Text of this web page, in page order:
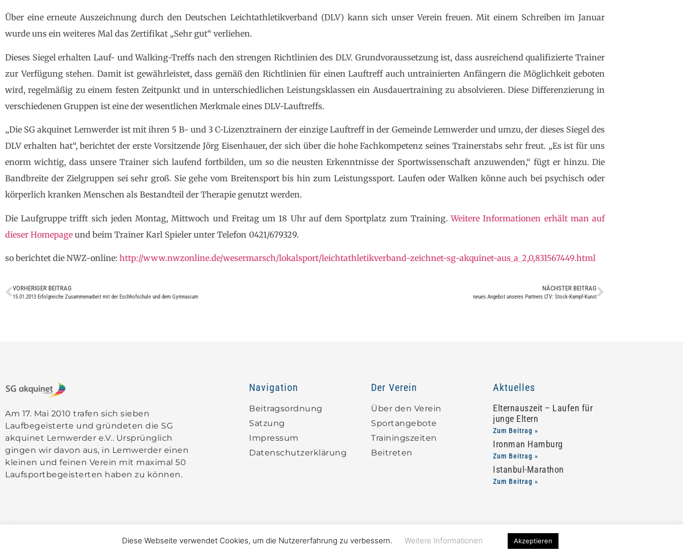
Über eine erneute Auszeichnung durch den Deutschen Leichtathletikverband (DLV) kann sich unser Verein freuen. Mit einem Schreiben im Januar
wurde uns ein weiteres Mal das Zertifikat „Sehr gut“ verliehen.
Dieses Siegel erhalten Lauf- und Walking-Treffs nach den strengen Richtlinien des DLV. Grundvoraussetzung ist, dass ausreichend qualifizierte Trainer
zur Verfügung stehen. Damit ist gewährleistet, dass gemäß den Richtlinien für einen Lauftreff auch untrainierten Anfängern die Möglichkeit geboten
wird, regelmäßig zu einem festen Zeitpunkt und in unterschiedlichen Leistungsklassen ein Ausdauertraining zu absolvieren. Diese Differenzierung in
verschiedenen Gruppen ist eine der wesentlichen Merkmale eines DLV-Lauftreffs.
„Die SG akquinet Lemwerder ist mit ihren 5 B- und 3 C-Lizenztrainern der einzige Lauftreff in der Gemeinde Lemwerder und umzu, der dieses Siegel des
DLV erhalten hat“, berichtet der erste Vorsitzende Jörg Eisenhauer, der sich über die hohe Fachkompetenz seines Trainerstabs sehr freut. „Es ist für uns
enorm wichtig, dass unsere Trainer sich laufend fortbilden, um so die neusten Erkenntnisse der Sportwissenschaft anzuwenden,“ fügt er hinzu. Die
Bandbreite der Zielgruppen sei sehr groß. Sie gehe vom Breitensport bis hin zum Leistungssport. Laufen oder Walken könne auch bei psychisch oder
körperlich kranken Menschen als Bestandteil der Therapie genutzt werden.
Die Laufgruppe trifft sich jeden Montag, Mittwoch und Freitag um 18 Uhr auf dem Sportplatz zum Training.Weitere Informationen erhält man auf
dieser Homepage und beim Trainer Karl Spieler unter Telefon 0421/679329.
so berichtet die NWZ-online: http://www.nwzonline.de/wesermarsch/lokalsport/leichtathletikverband-zeichnet-sg-akquinet-aus_a_2,0,831567449.html
VORHERIGER BEITRAG
15.01.2013 Erfolgreiche Zusammenarbeit mit der Eschhofschule und dem Gymnasium
NÄCHSTER BEITRAG
neues Angebot unseres Partners LTV: Stock-Kampf-Kunst
Am 17. Mai 2010 trafen sich sieben
Laufbegeisterte und gründeten die SG
akquinet Lemwerder e.V.. Ursprünglich
gingen wir davon aus, in Lemwerder einen
kleinen und feinen Verein mit maximal 50
Laufsportbegeisterten haben zu können.
Navigation
Beitragsordnung
Satzung
Impressum
Datenschutzerklärung
Der Verein
Über den Verein
Sportangebote
Trainingszeiten
Beitreten
Aktuelles
Elternauszeit – Laufen für
junge Eltern
Zum Beitrag »
Ironman Hamburg
Zum Beitrag »
Istanbul-Marathon
Zum Beitrag »
Diese Webseite verwendet Cookies, um die Nutzererfahrung zu verbessern. Weitere Informationen Akzeptieren